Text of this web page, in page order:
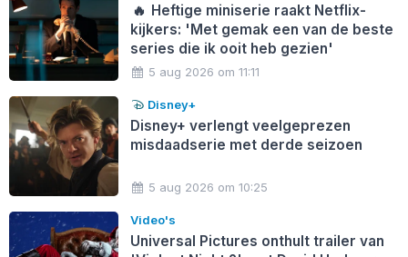
🔥 Heftige miniserie raakt Netflix-
kijkers: 'Met gemak een van de beste
series die ik ooit heb gezien'
5 aug 2026 om 11:11
Disney+
Disney+ verlengt veelgeprezen
misdaadserie met derde seizoen
5 aug 2026 om 10:25
Video's
Universal Pictures onthult trailer van